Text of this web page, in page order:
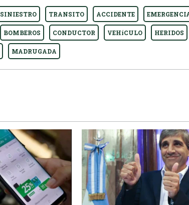
SINIESTRO TRANSITO ACCIDENTE
BOMBEROS CONDUCTOR VEHíCULO HERIDOS
MADRUGADA